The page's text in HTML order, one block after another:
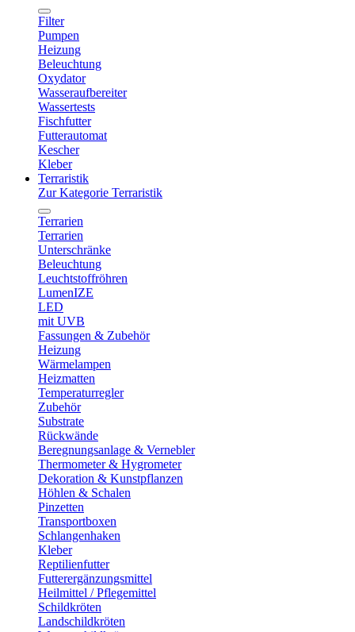
Filter
Pumpen
Heizung
Beleuchtung
Oxydator
Wasseraufbereiter
Wassertests
Fischfutter
Futterautomat
Kescher
Kleber
Terraristik
Zur Kategorie Terraristik
Terrarien
Terrarien
Unterschränke
Beleuchtung
Leuchtstoffröhren
LumenIZE
LED
mit UVB
Fassungen & Zubehör
Heizung
Wärmelampen
Heizmatten
Temperaturregler
Zubehör
Substrate
Rückwände
Beregnungsanlage & Vernebler
Thermometer & Hygrometer
Dekoration & Kunstpflanzen
Höhlen & Schalen
Pinzetten
Transportboxen
Schlangenhaken
Kleber
Reptilienfutter
Futterergänzungsmittel
Heilmittel / Pflegemittel
Schildkröten
Landschildkröten